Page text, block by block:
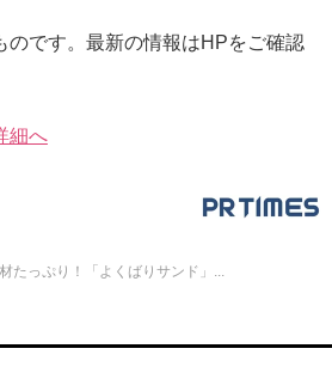
です。最新の情報はHPをご確認
細へ
たっぷり！「よくばりサンド」...